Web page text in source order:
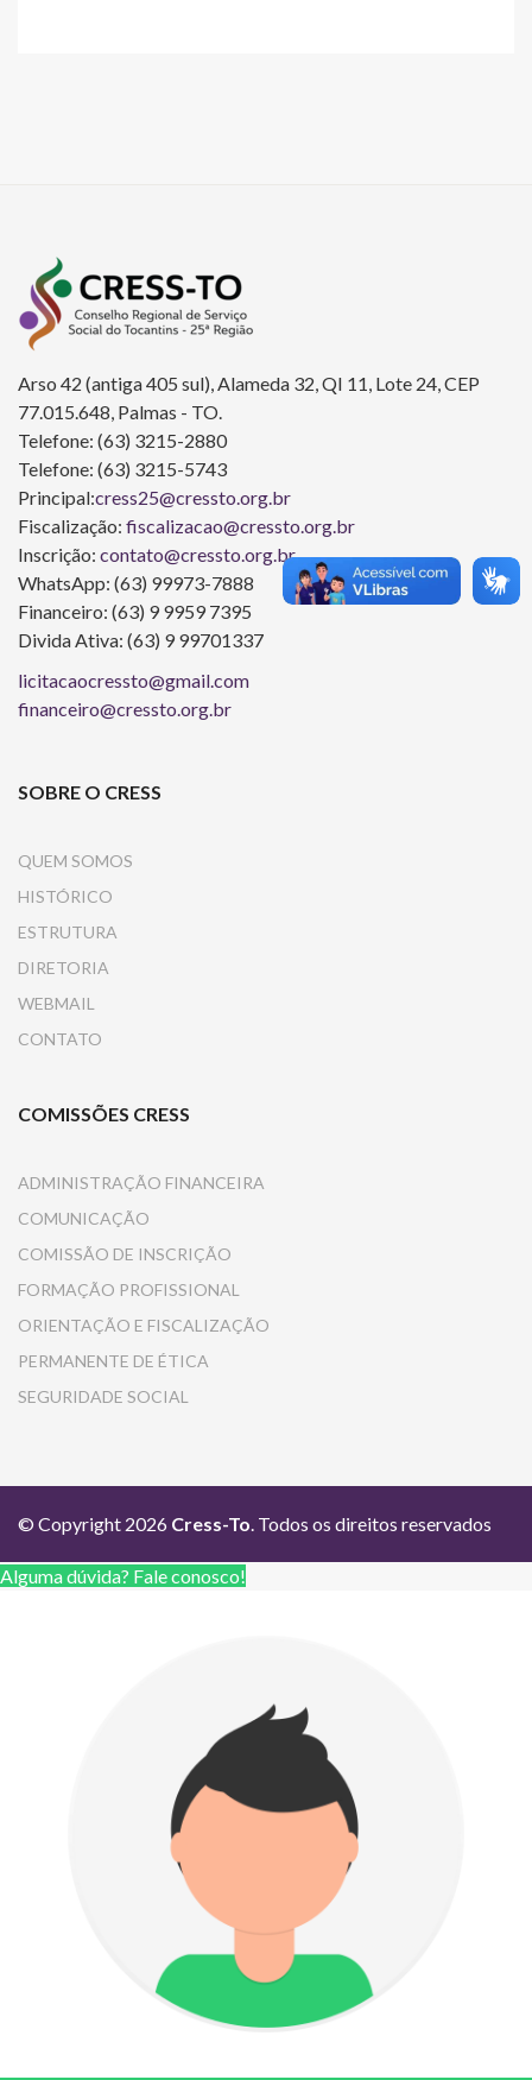
Arso 42 (antiga 405 sul), Alameda 32, QI 11, Lote 24, CEP
77.015.648, Palmas - TO.
Telefone: (63) 3215-2880
Telefone: (63) 3215-5743
Principal:cress25@cressto.org.br
Fiscalização: fiscalizacao@cressto.org.br
Inscrição: contato@cressto.org.br
WhatsApp: (63) 99973-7888
Financeiro: (63) 9 9959 7395
Divida Ativa: (63) 9 99701337
licitacaocressto@gmail.com
financeiro@cressto.org.br
SOBRE O CRESS
QUEM SOMOS
HISTÓRICO
ESTRUTURA
DIRETORIA
WEBMAIL
CONTATO
COMISSÕES CRESS
ADMINISTRAÇÃO FINANCEIRA
COMUNICAÇÃO
COMISSÃO DE INSCRIÇÃO
FORMAÇÃO PROFISSIONAL
ORIENTAÇÃO E FISCALIZAÇÃO
PERMANENTE DE ÉTICA
SEGURIDADE SOCIAL
© Copyright 2026 Cress-To. Todos os direitos reservados
Alguma dúvida? Fale conosco!